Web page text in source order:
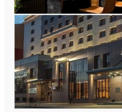
Для профилейсерии MF 20, 21
встроенные в корпус петли
открывать фасады высотой
Для установки фасадов,
профилейсерии MF 30, 31,
рамочные профили.